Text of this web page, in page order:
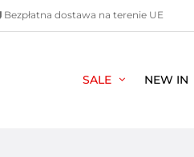
Bezpłatna dostawa na terenie UE
SALE NEW IN